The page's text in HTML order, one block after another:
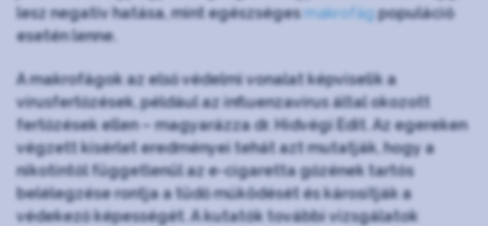
lesz negatív hatása, mint egészségesmakrofágpopuláció
esetén lenne.
A makrofágok az első védelmi vonalat képviselik a
vírusfertőzések, például az influenzavírus által okozott
fertőzések ellen – magyarázza dr. Hidvégi Edit. Az egereken
végzett kísérlet eredményei tehát azt mutatják, hogy a
nikotintól függetlenül az e-cigaretta gőzének tartós
belélegzése rontja a tüdő működését és károsítják a
védekező képességét. A kutatók további vizsgálatok